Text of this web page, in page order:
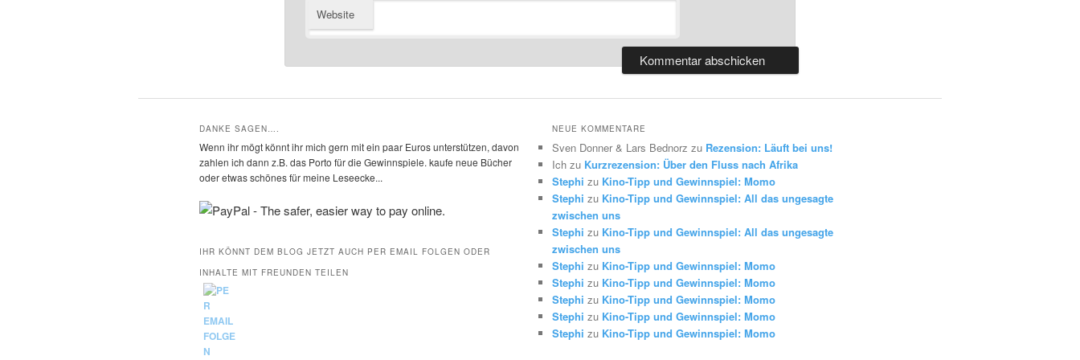
Website
DANKE SAGEN….
Wenn ihr mögt könnt ihr mich gern mit ein paar Euros unterstützen, davon
zahlen ich dann z.B. das Porto für die Gewinnspiele. kaufe neue Bücher
oder etwas schönes für meine Leseecke...
IHR KÖNNT DEM BLOG JETZT AUCH PER EMAIL FOLGEN ODER
INHALTE MIT FREUNDEN TEILEN
NEUE KOMMENTARE
Sven Donner & Lars Bednorz zu Rezension: Läuft bei uns!
Ich zu Kurzrezension: Über den Fluss nach Afrika
Stephi zu Kino-Tipp und Gewinnspiel: Momo
Stephi zu Kino-Tipp und Gewinnspiel: All das ungesagte
zwischen uns
Stephi zu Kino-Tipp und Gewinnspiel: All das ungesagte
zwischen uns
Stephi zu Kino-Tipp und Gewinnspiel: Momo
Stephi zu Kino-Tipp und Gewinnspiel: Momo
Stephi zu Kino-Tipp und Gewinnspiel: Momo
Stephi zu Kino-Tipp und Gewinnspiel: Momo
Stephi zu Kino-Tipp und Gewinnspiel: Momo